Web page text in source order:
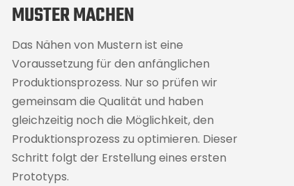
MUSTER MACHEN
Das Nähen von Mustern ist eine
Voraussetzung für den anfänglichen
Produktionsprozess. Nur so prüfen wir
gemeinsam die Qualität und haben
gleichzeitig noch die Möglichkeit, den
Produktionsprozess zu optimieren. Dieser
Schritt folgt der Erstellung eines ersten
Prototyps.